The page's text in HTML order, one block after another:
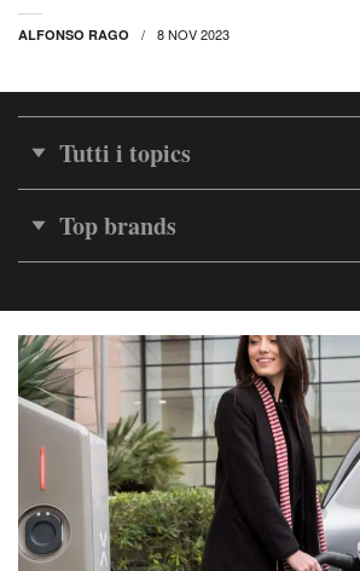
ALFONSO RAGO 8 NOV 2023
Tutti i topics
Top brands